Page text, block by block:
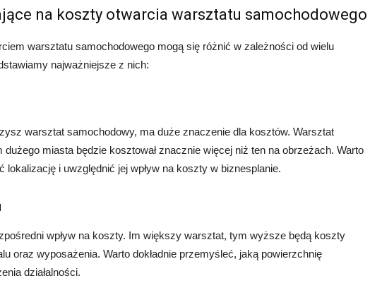
na koszty otwarcia warsztatu samochodowego
warsztatu samochodowego mogą się różnić w zależności od wielu
najważniejsze z nich:
warsztat samochodowy, ma duże znaczenie dla kosztów. Warsztat
miasta będzie kosztował znacznie więcej niż ten na obrzeżach. Warto
lokalizację i uwzględnić jej wpływ na koszty w biznesplanie.
wpływ na koszty. Im większy warsztat, tym wyższe będą koszty
oraz wyposażenia. Warto dokładnie przemyśleć, jaką powierzchnię
działalności.